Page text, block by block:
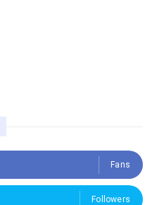
Fans
Followers